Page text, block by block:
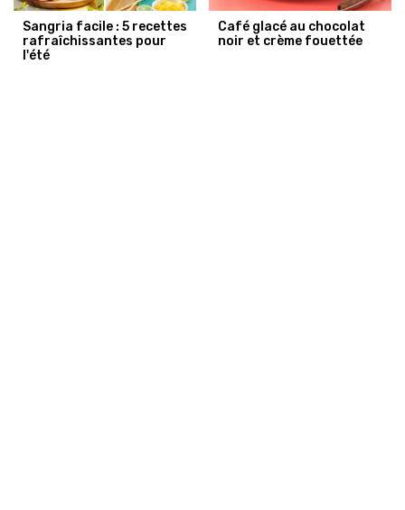
Sangria facile : 5 recettes
rafraîchissantes pour
l'été
Café glacé au chocolat
noir et crème fouettée